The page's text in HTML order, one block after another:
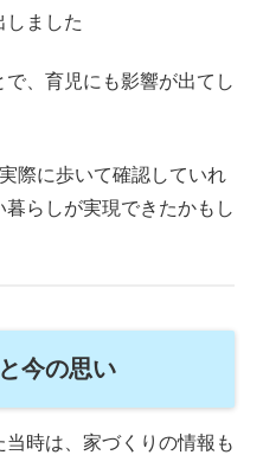
しました
、育児にも影響が出てし
際に歩いて確認していれ
らしが実現できたかもし
今の思い
当時は、家づくりの情報も